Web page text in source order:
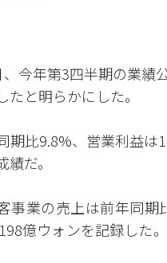
今年第3四半期の業績
たと明らかにした。
期比9.8%、営業利益
だ。
事業の売上は前年同
億ウォンを記録した